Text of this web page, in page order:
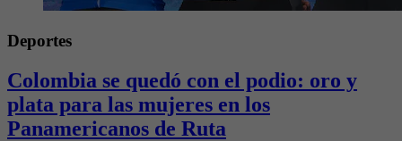
Deportes
Colombia se quedó con el podio: oro y
plata para las mujeres en los
Panamericanos de Ruta